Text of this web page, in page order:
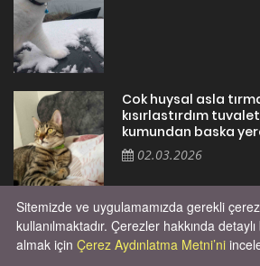
Cok huysal asla
kısırlastırdım
kumundan baska
02.03.2026
X' de de patiliyoruz.
Sitemizde ve uygulamamızda gerekli
kullanılmaktadır. Çerezler hakkında
almak için Çerez Aydınlatma Metni’ni